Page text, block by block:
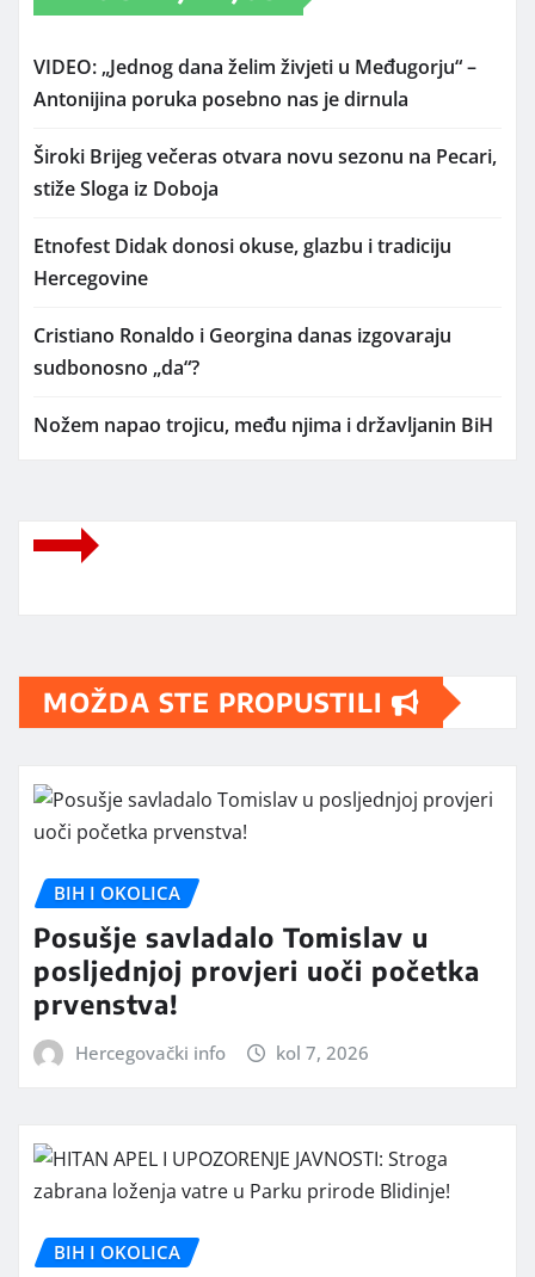
VIDEO: „Jednog dana želim živjeti u Međugorju“ –
Antonijina poruka posebno nas je dirnula
Široki Brijeg večeras otvara novu sezonu na Pecari,
stiže Sloga iz Doboja
Etnofest Didak donosi okuse, glazbu i tradiciju
Hercegovine
Cristiano Ronaldo i Georgina danas izgovaraju
sudbonosno „da“?
Nožem napao trojicu, među njima i državljanin BiH
MOŽDA STE PROPUSTILI
BIH I OKOLICA
Posušje savladalo Tomislav u
posljednjoj provjeri uoči početka
prvenstva!
Hercegovački info kol 7, 2026
BIH I OKOLICA